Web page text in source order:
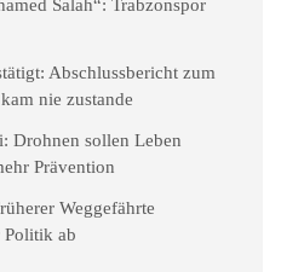
Salah“: Trabzonspor
Abschlussbericht zum
nie zustande
Drohnen sollen Leben
Prävention
Weggefährte
Politik ab